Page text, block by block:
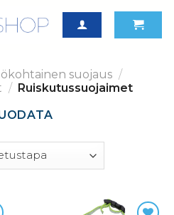
suojaus /
/ Ruiskutussuojaimet